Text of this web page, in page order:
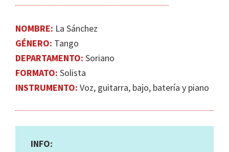
DE
GÉNERO
LA
ESCENA
MUSICAL
NOMBRE: La Sánchez
GÉNERO: Tango
DEPARTAMENTO: Soriano
FORMATO: Solista
INSTRUMENTO: Voz, guitarra, bajo, batería y piano
INFO: